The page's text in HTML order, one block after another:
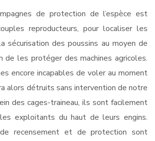
de protection de l’espèce est
reproducteurs, pour localiser les
sécurisation des poussins au moyen de
de les protéger des machines agricoles.
encore incapables de voler au moment
alors détruits sans intervention de notre
des cages-traineau, ils sont facilement
exploitants du haut de leurs engins.
recensement et de protection sont